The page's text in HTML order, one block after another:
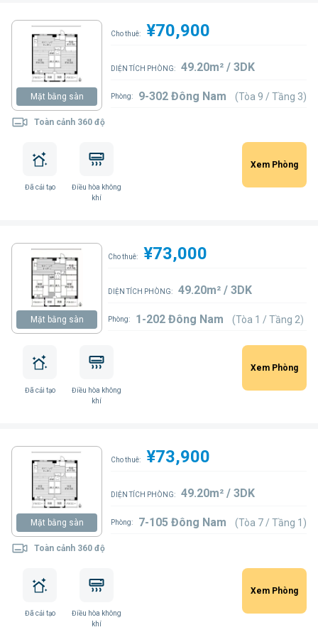
Mặt bằng sàn
Toàn cảnh 360 độ
Cho thuê: ¥70,900
DIỆN TÍCH PHÒNG: 49.20m² / 3DK
Phòng: 9-302 Đông Nam (Tòa 9 / Tầng 3)
Đã cải tạo
Điều hòa không
khí
Xem Phòng
Mặt bằng sàn
Cho thuê: ¥73,000
DIỆN TÍCH PHÒNG: 49.20m² / 3DK
Phòng: 1-202 Đông Nam (Tòa 1 / Tầng 2)
Đã cải tạo
Điều hòa không
khí
Xem Phòng
Mặt bằng sàn
Toàn cảnh 360 độ
Cho thuê: ¥73,900
DIỆN TÍCH PHÒNG: 49.20m² / 3DK
Phòng: 7-105 Đông Nam (Tòa 7 / Tầng 1)
Đã cải tạo
Điều hòa không
khí
Xem Phòng